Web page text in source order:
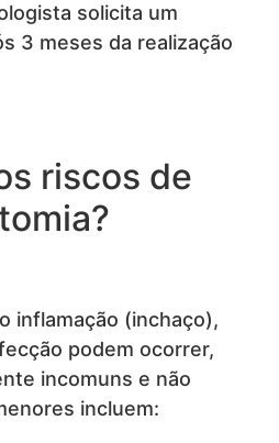
solicita um
3 meses da realização
riscos de
inflamação (inchaço),
podem ocorrer,
incomuns e não
incluem: